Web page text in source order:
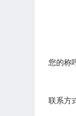
您的称
联系方